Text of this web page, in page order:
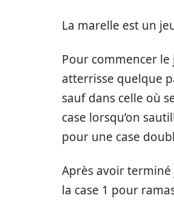
La marelle est un
Pour commencer le
atterrisse quelque
sauf dans celle où
case lorsqu’on
pour une case
Après avoir terminé
la case 1 pour